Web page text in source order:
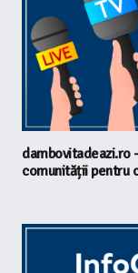
dambovitadeazi.ro
comunității pentru